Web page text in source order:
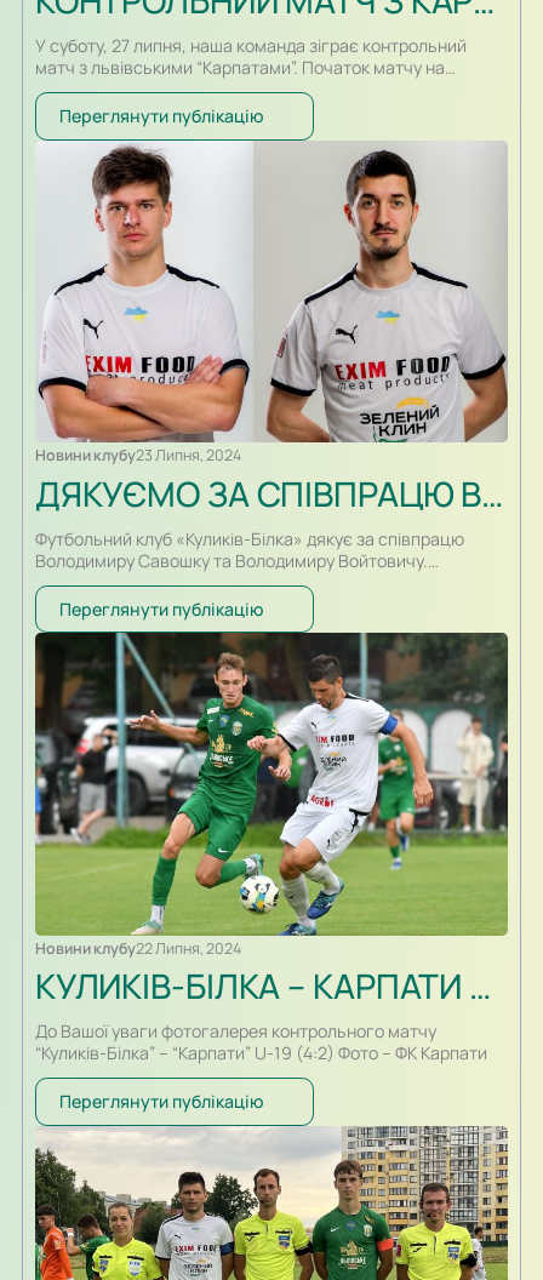
У суботу, 27 липня, наша команда зіграє контрольний
матч з львівськими “Карпатами”. Початок матчу на
стадіоні “Україна” – 17:00.
Переглянути публікацію
Новини клубу23 Липня, 2024
ДЯКУЄМО ЗА СПІВПРАЦЮ ВОЛОДИМИРУ САВОШКУ ТА ВОЛОДИМИРУ ВОЙТОВИЧУ
Футбольний клуб «Куликів-Білка» дякує за співпрацю
Володимиру Савошку та Володимиру Войтовичу.
Володимир Войтович у складі ФК “Куликів-Білка” провів 34
матчі, забив 5 голів (аматори – 22/1, чемпіонат області –
10/3, кубок області – 2/1). Володимир Савошко провів 34
матчі, у яких забив 2 голи (аматори – 22/2, чемпіонат
області – 10, кубок області – 2)….
Переглянути публікацію
Новини клубу22 Липня, 2024
КУЛИКІВ-БІЛКА – КАРПАТИ U-19 – 4:2. ФОТО
До Вашої уваги фотогалерея контрольного матчу
“Куликів-Білка” – “Карпати” U-19 (4:2) Фото – ФК Карпати
Переглянути публікацію